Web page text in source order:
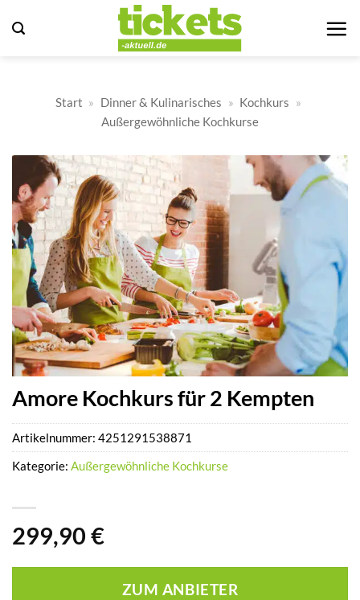
Inhalt
Start » Dinner & Kulinarisches » Kochkurs »
Außergewöhnliche Kochkurse
Amore Kochkurs für 2 Kempten
299,90 €
ZUM ANBIETER
Artikelnummer: 4251291538871
Kategorie: Außergewöhnliche Kochkurse